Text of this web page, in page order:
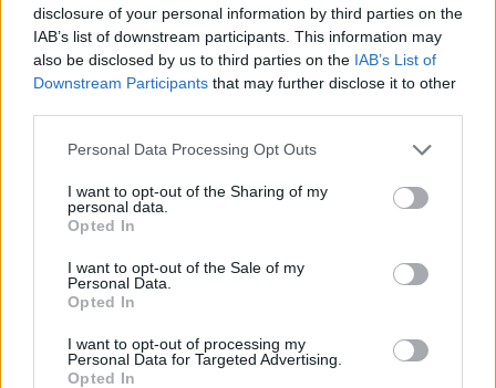
disclosure of your personal information by third parties on the
IAB’s list of downstream participants. This information may
also be disclosed by us to third parties on the IAB’s List of
Downstream Participants that may further disclose it to other
Personal Data Processing Opt Outs
I want to opt-out of the Sharing of my
personal data.
Opted In
I want to opt-out of the Sale of my
Personal Data.
Opted In
I want to opt-out of processing my
Personal Data for Targeted Advertising.
Opted In
Kontakt
Napsat uživateli vzkaz
Informace o profilu a chatu
Online: Není nikde online
Prochatováno: 0.00 hod.
Líbí se:0
Oblibené místnosti
Sledované diskuze